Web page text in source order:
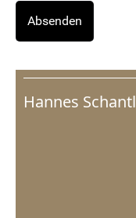
this
empty.
Hannes Schantl